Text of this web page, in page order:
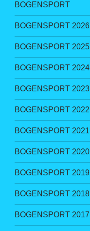
BOGENSPORT
BOGENSPORT 2026
BOGENSPORT 2025
BOGENSPORT 2024
BOGENSPORT 2023
BOGENSPORT 2022
BOGENSPORT 2021
BOGENSPORT 2020
BOGENSPORT 2019
BOGENSPORT 2018
BOGENSPORT 2017